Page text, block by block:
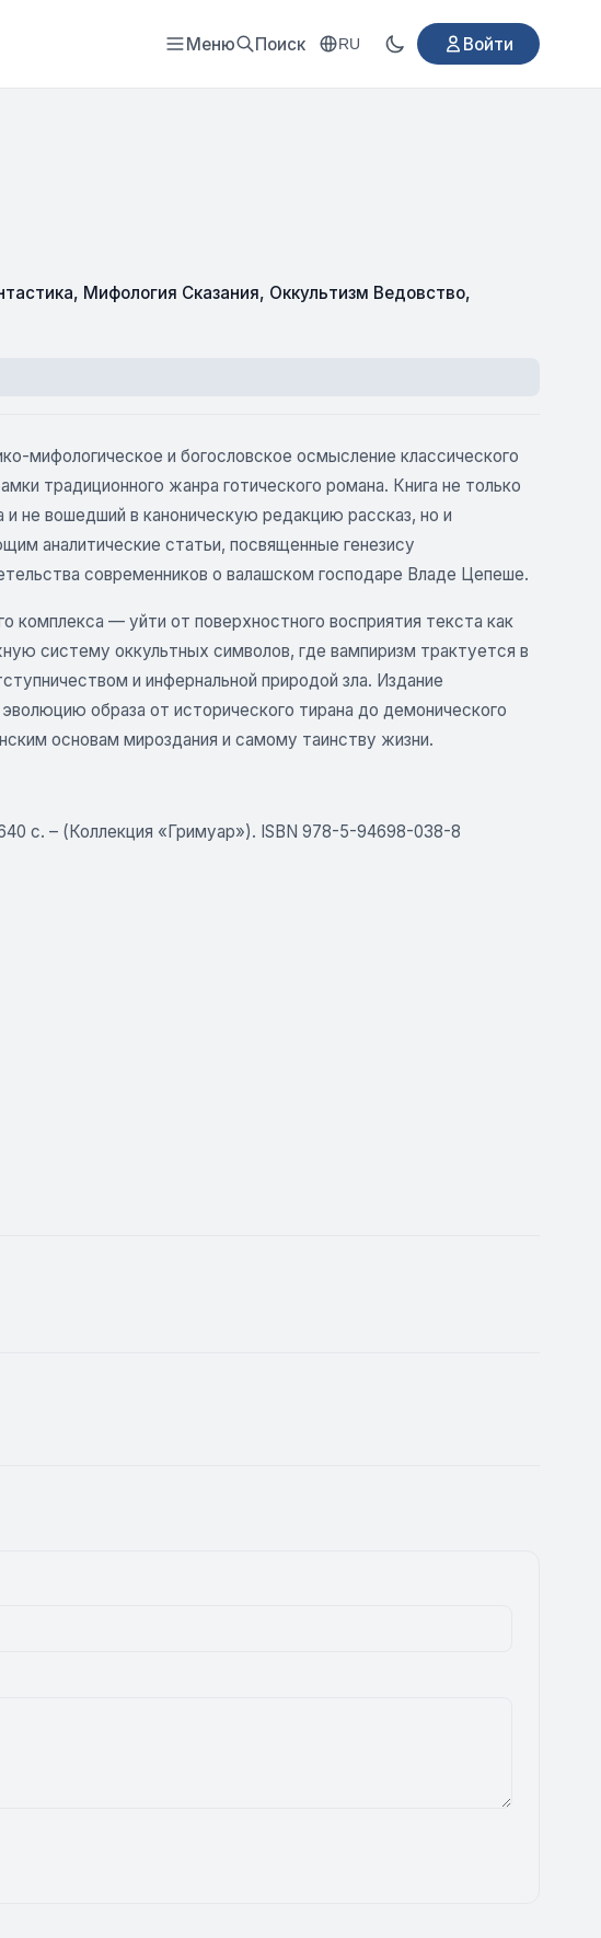
Меню Поиск RU Войти
, Мифология Сказания, Оккультизм Ведовство,
мифологическое и богословское осмысление классического
традиционного жанра готического романа. Книга не только
не вошедший в каноническую редакцию рассказ, но и
аналитические статьи, посвященные генезису
современников о валашском господаре Владе Цепеше.
комплекса — уйти от поверхностного восприятия текста как
систему оккультных символов, где вампиризм трактуется в
и инфернальной природой зла. Издание
образа от исторического тирана до демонического
основам мироздания и самому таинству жизни.
с. – (Коллекция «Гримуар»). ISBN 978-5-94698-038-8